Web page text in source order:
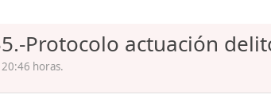
Protocolo actuación
horas.